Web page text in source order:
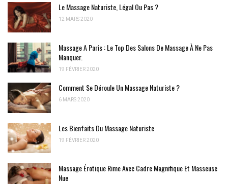
Le Massage Naturiste, Légal Ou Pas ?
12 MARS 2020
Massage A Paris : Le Top Des Salons De Massage À Ne Pas
Manquer.
19 FÉVRIER 2020
Comment Se Déroule Un Massage Naturiste ?
6 MARS 2020
Les Bienfaits Du Massage Naturiste
19 FÉVRIER 2020
Massage Érotique Rime Avec Cadre Magnifique Et Masseuse
Nue